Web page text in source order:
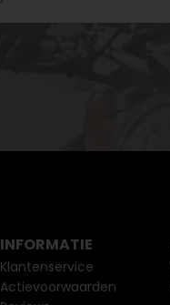
INFORMATIE
Klantenservice
Actievoorwaarden